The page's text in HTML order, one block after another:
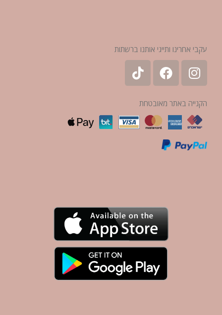
עקבי אחרינו ותייגי אותנו ברשתות
הקנייה באתר מאובטחת